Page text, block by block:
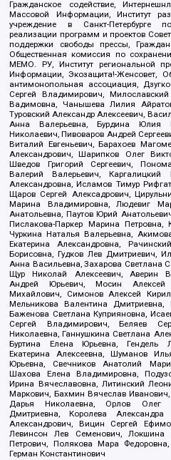
Гражданское содействие,
Массовой Информации, Институт
учреждение в Санкт-Петербурге
реализации программ и проектов
поддержки свободы прессы,
Общественная комиссия по
МЕМО. РУ, Институт региональной
Информации, Экозащита!-Женсовет,
антимонопольная ассоциация,
Сергей Владимирович,
Вадимовна, Чанышева Лилия
Туровский Александр Алексеевич,
Анна Валерьевна, Бурдина Юлия
Николаевич, Пивоваров Андрей
Виталий Евгеньевич, Барахоев
Александрович, Шарипков Олег
Шведов Григорий Сергеевич,
Валерий Валерьевич,
Александровна, Исламов Тимур
Щаров Сергей Алексадрович,
Марина Владимировна, Людевиг
Анатольевна, Паутов Юрий
Пислакова-Паркер Марина Петровна,
Чуркина Наталья Валерьевна,
Екатерина Александровна,
Борисовна, Гудков Лев Дмитриевич,
Анна Васильевна, Захарова Светлана
Щур Николай Алексеевич, Аверин
Андрей Юрьевич, Мосин Алексей
Михайлович, Симонов Алексей
Мельникова Валентина Дмитриевна,
Баженова Светлана Куприяновна,
Сергей Владимирович, Беляев
Николаевна, Ганнушкина Светлана
Буртина Елена Юрьевна, Гендель
Екатерина Алексеевна, Шуманов
Юрьевна, Свечников Анатолий
Шахова Елена Владимировна,
Ирина Вячеславовна, Литинский
Маркович, Бахмин Вячеслав
Дарья Николаевна, Орлов Олег
Дмитриевна, Королева
Александрович, Вицин Сергей
Левинсон Лев Семенович, Локшина
Петрович, Полякова Мара
Герман Константинович